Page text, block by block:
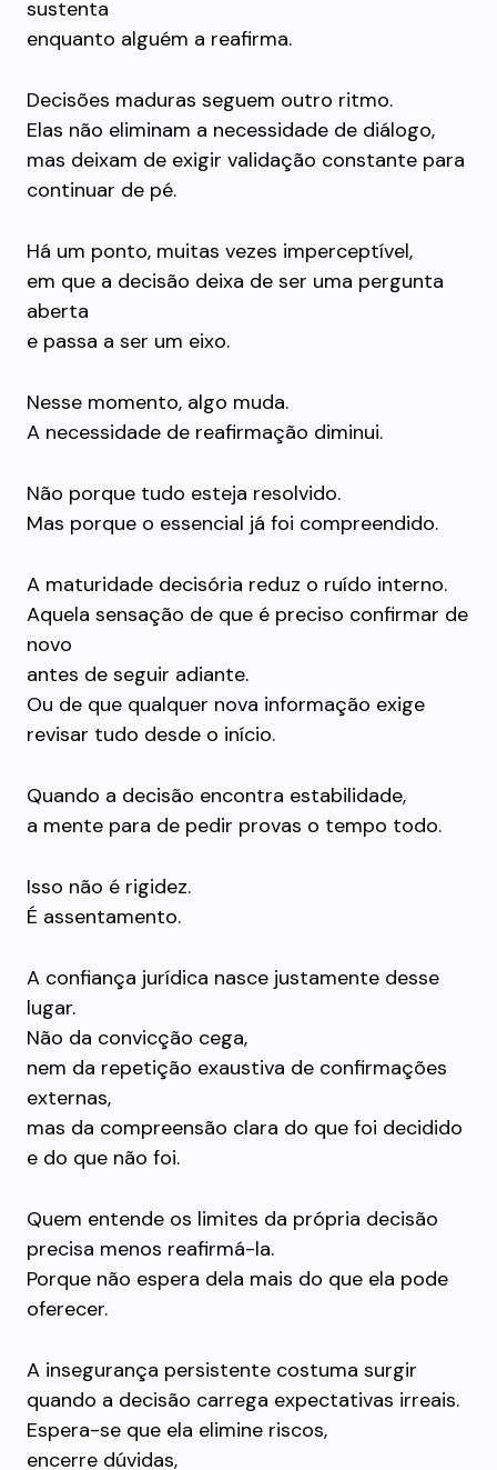
sustenta
enquanto alguém a reafirma.
Decisões maduras seguem outro ritmo.
Elas não eliminam a necessidade de diálogo,
mas deixam de exigir validação constante para
continuar de pé.
Há um ponto, muitas vezes imperceptível,
em que a decisão deixa de ser uma pergunta
aberta
e passa a ser um eixo.
Nesse momento, algo muda.
A necessidade de reafirmação diminui.
Não porque tudo esteja resolvido.
Mas porque o essencial já foi compreendido.
A maturidade decisória reduz o ruído interno.
Aquela sensação de que é preciso confirmar de
novo
antes de seguir adiante.
Ou de que qualquer nova informação exige
revisar tudo desde o início.
Quando a decisão encontra estabilidade,
a mente para de pedir provas o tempo todo.
Isso não é rigidez.
É assentamento.
A confiança jurídica nasce justamente desse
lugar.
Não da convicção cega,
nem da repetição exaustiva de confirmações
externas,
mas da compreensão clara do que foi decidido
e do que não foi.
Quem entende os limites da própria decisão
precisa menos reafirmá-la.
Porque não espera dela mais do que ela pode
oferecer.
A insegurança persistente costuma surgir
quando a decisão carrega expectativas irreais.
Espera-se que ela elimine riscos,
encerre dúvidas,